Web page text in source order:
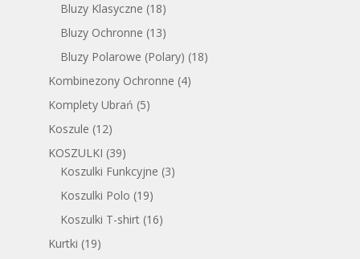
Bluzy Klasyczne (18)
Bluzy Ochronne (13)
Bluzy Polarowe (Polary) (18)
Kombinezony Ochronne (4)
Komplety Ubrań (5)
Koszule (12)
KOSZULKI (39)
Koszulki Funkcyjne (3)
Koszulki Polo (19)
Koszulki T-shirt (16)
Kurtki (19)